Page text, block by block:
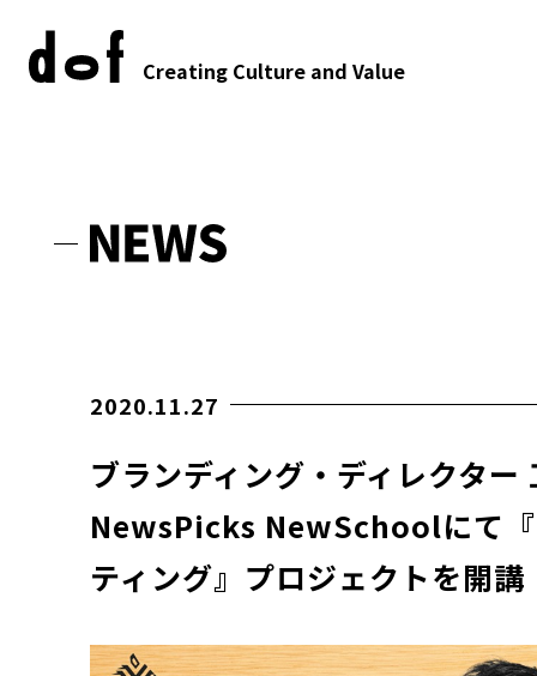
Creating Culture and Value
2020.11.27
ブランディング・ディレクター
NewsPicks NewSchoolにて
ティング』プロジェクトを開講